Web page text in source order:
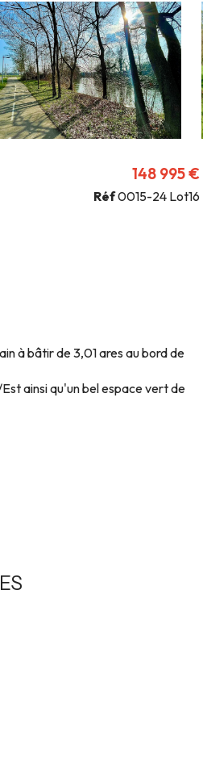
148 995 €
Réf0015-24 Lot16
à bâtir de 3,01 ares au bord de
ainsi qu'un bel espace vert de
la proximité des
! Elle dispose de toutes les
! Achat du terrain ou projet clé en